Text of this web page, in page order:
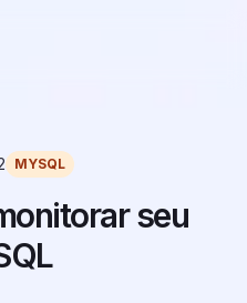
MYSQL
seu